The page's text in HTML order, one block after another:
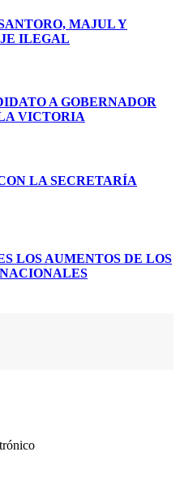
MAJUL Y
ILEGAL
A GOBERNADOR
VICTORIA
LA SECRETARÍA
LOS AUMENTOS DE LOS